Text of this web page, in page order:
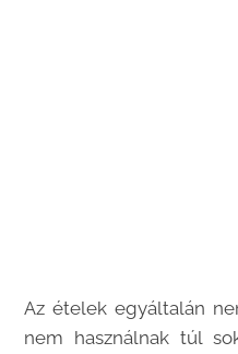
Az ételek egyáltalán
nem használnak túl